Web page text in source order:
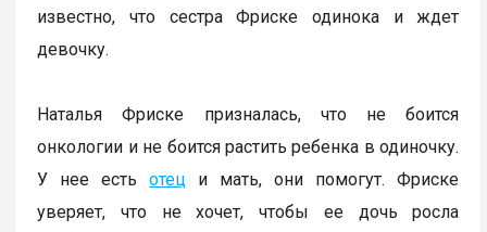
известно, что сестра Фриске одинока и ждет
девочку.
Наталья Фриске призналась, что не боится
онкологии и не боится растить ребенка в одиночку.
У нее естьотец и мать, они помогут. Фриске
уверяет, что не хочет, чтобы ее дочь росла